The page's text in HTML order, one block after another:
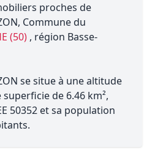
proches de
Commune du
(50) , région Basse-
se situe à une altitude
de 6.46 km²,
50352 et sa population